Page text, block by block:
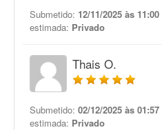
Submetido: 12/11/2025 às 11:00
estimada: Privado
Thais O.
Submetido: 02/12/2025 às 01:57
estimada: Privado